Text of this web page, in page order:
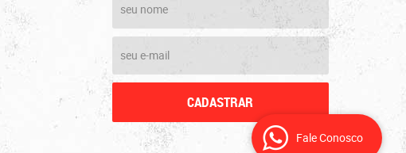
CADASTRAR
Fale Conosco